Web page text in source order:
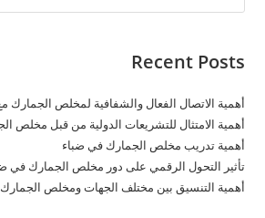
Recent Posts
أهمية الاتصال الفعال والشفافية لمخلص الجمارك
أهمية الامتثال للتشريعات الدولية من قبل مخلص
أهمية تدريب مخلص الجمارك في ضباء
تأثير التحول الرقمي على دور مخلص الجمارك في
أهمية التنسيق بين مختلف الجهات ومخلص الجمارك